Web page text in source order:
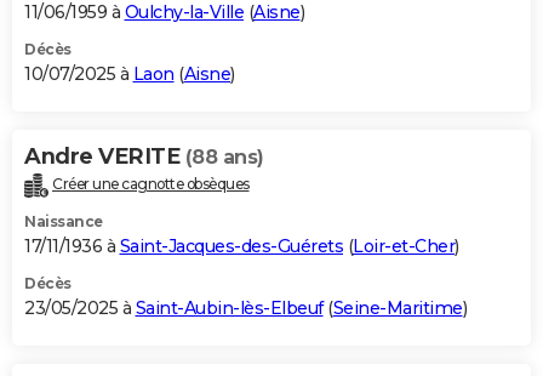
11/06/1959 à Oulchy-la-Ville (Aisne)
Décès
10/07/2025 à Laon (Aisne)
Andre VERITE (88 ans)
Créer une cagnotte obsèques
Naissance
17/11/1936 à Saint-Jacques-des-Guérets (Loir-et-Cher)
Décès
23/05/2025 à Saint-Aubin-lès-Elbeuf(Seine-Maritime)